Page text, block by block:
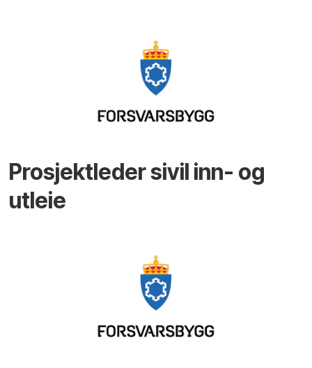
Prosjektleder sivil inn- og
utleie